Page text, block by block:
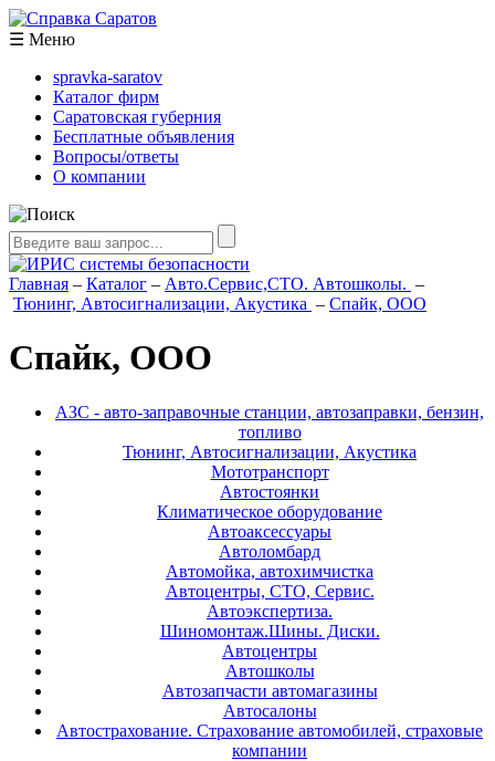
☰ Меню
spravka-saratov
Каталог фирм
Саратовская губерния
Бесплатные объявления
Вопросы/ответы
О компании
Главная – Каталог – Авто.Сервис,СТО. Автошколы. –
Тюнинг, Автосигнализации, Акустика – Спайк, ООО
Спайк, ООО
АЗС - авто-заправочные станции, автозаправки, бензин,
топливо
Тюнинг, Автосигнализации, Акустика
Мототранспорт
Автостоянки
Климатическое оборудование
Автоаксессуары
Автоломбард
Автомойка, автохимчистка
Автоцентры, СТО, Сервис.
Автоэкспертиза.
Шиномонтаж.Шины. Диски.
Автоцентры
Автошколы
Автозапчасти автомагазины
Автосалоны
Автострахование. Страхование автомобилей, страховые
компании